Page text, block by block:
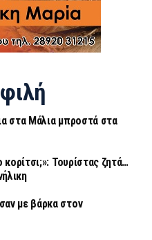
στα Μάλια μπροστά στα
Τουρίστας ζητά…
με βάρκα στον